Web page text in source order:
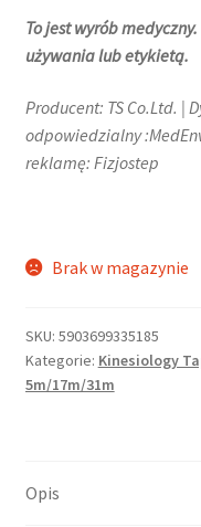
To jest wyrób
używania lub etykietą.
Producent: TS Co.Ltd. |
odpowiedzialny
reklamę: Fizjostep
Brak w magazynie
SKU: 5903699335185
Kategorie: Kinesiology
5m/17m/31m
Opis